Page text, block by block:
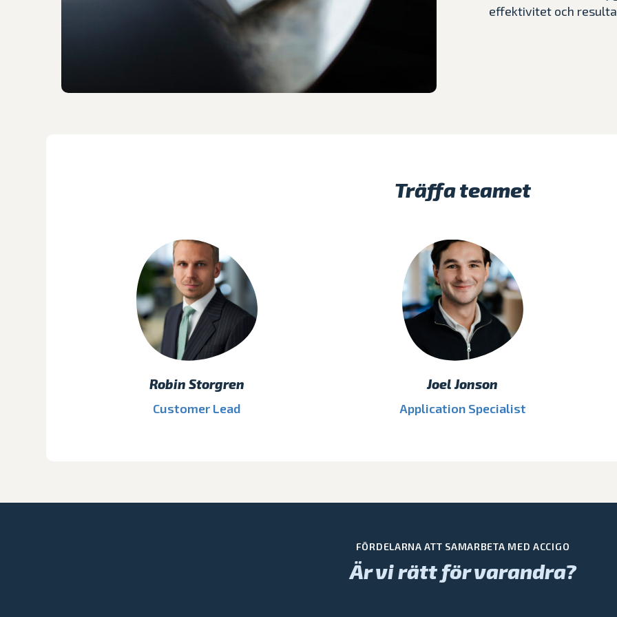
effektivitet och
Träffa teamet
Robin Storgren
Customer Lead
Joel Jonson
Application Specialist
FÖRDELARNA ATT SAMARBETA MED ACCIGO
Är vi rätt för varandra?